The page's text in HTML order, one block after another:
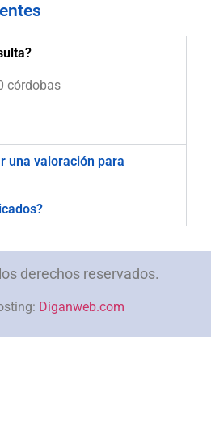
córdobas
una valoración para
derechos reservados.
Diganweb.com